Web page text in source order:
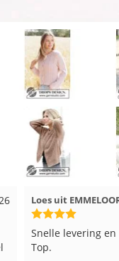
Nell uit Beuningen
Goed verpakt en